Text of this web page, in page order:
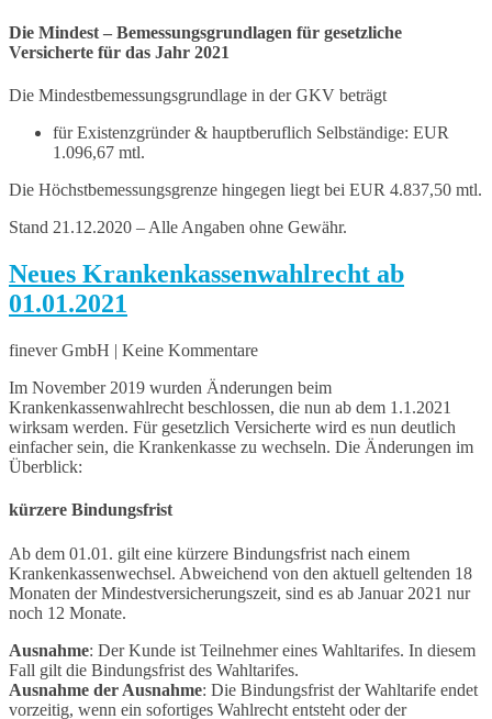
Die Mindest – Bemessungsgrundlagen für gesetzliche
Versicherte für das Jahr 2021
Die Mindestbemessungsgrundlage in der GKV beträgt
für Existenzgründer & hauptberuflich Selbständige: EUR
1.096,67 mtl.
Die Höchstbemessungsgrenze hingegen liegt bei EUR 4.837,50 mtl.
Stand 21.12.2020 – Alle Angaben ohne Gewähr.
Neues Krankenkassenwahlrecht ab
01.01.2021
finever GmbH | Keine Kommentare
Im November 2019 wurden Änderungen beim
Krankenkassenwahlrecht beschlossen, die nun ab dem 1.1.2021
wirksam werden. Für gesetzlich Versicherte wird es nun deutlich
einfacher sein, die Krankenkasse zu wechseln. Die Änderungen im
Überblick:
kürzere Bindungsfrist
Ab dem 01.01. gilt eine kürzere Bindungsfrist nach einem
Krankenkassenwechsel. Abweichend von den aktuell geltenden 18
Monaten der Mindestversicherungszeit, sind es ab Januar 2021 nur
noch 12 Monate.
Ausnahme: Der Kunde ist Teilnehmer eines Wahltarifes. In diesem
Fall gilt die Bindungsfrist des Wahltarifes.
Ausnahme der Ausnahme: Die Bindungsfrist der Wahltarife endet
vorzeitig, wenn ein sofortiges Wahlrecht entsteht oder der